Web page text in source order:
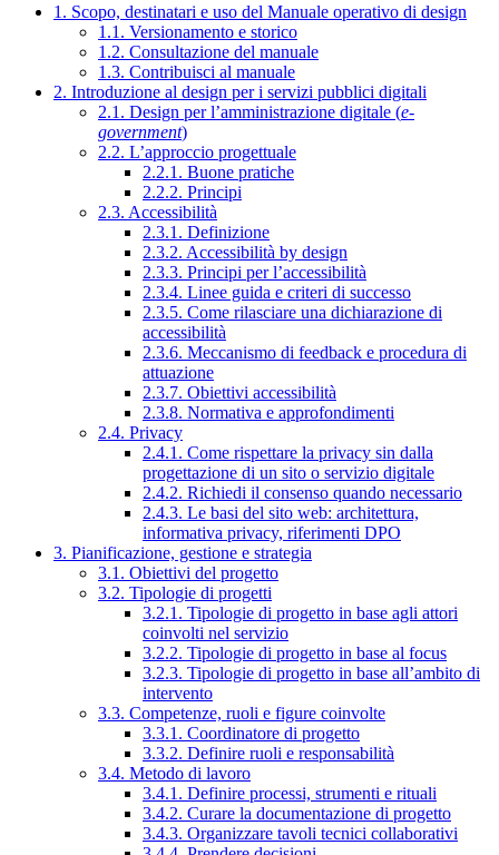
1. Scopo, destinatari e uso del Manuale operativo di design
1.1. Versionamento e storico
1.2. Consultazione del manuale
1.3. Contribuisci al manuale
2. Introduzione al design per i servizi pubblici digitali
2.1. Design per l’amministrazione digitale (e-
government)
2.2. L’approccio progettuale
2.2.1. Buone pratiche
2.2.2. Principi
2.3. Accessibilità
2.3.1. Definizione
2.3.2. Accessibilità by design
2.3.3. Principi per l’accessibilità
2.3.4. Linee guida e criteri di successo
2.3.5. Come rilasciare una dichiarazione di
accessibilità
2.3.6. Meccanismo di feedback e procedura di
attuazione
2.3.7. Obiettivi accessibilità
2.3.8. Normativa e approfondimenti
2.4. Privacy
2.4.1. Come rispettare la privacy sin dalla
progettazione di un sito o servizio digitale
2.4.2. Richiedi il consenso quando necessario
2.4.3. Le basi del sito web: architettura,
informativa privacy, riferimenti DPO
3. Pianificazione, gestione e strategia
3.1. Obiettivi del progetto
3.2. Tipologie di progetti
3.2.1. Tipologie di progetto in base agli attori
coinvolti nel servizio
3.2.2. Tipologie di progetto in base al focus
3.2.3. Tipologie di progetto in base all’ambito di
intervento
3.3. Competenze, ruoli e figure coinvolte
3.3.1. Coordinatore di progetto
3.3.2. Definire ruoli e responsabilità
3.4. Metodo di lavoro
3.4.1. Definire processi, strumenti e rituali
3.4.2. Curare la documentazione di progetto
3.4.3. Organizzare tavoli tecnici collaborativi